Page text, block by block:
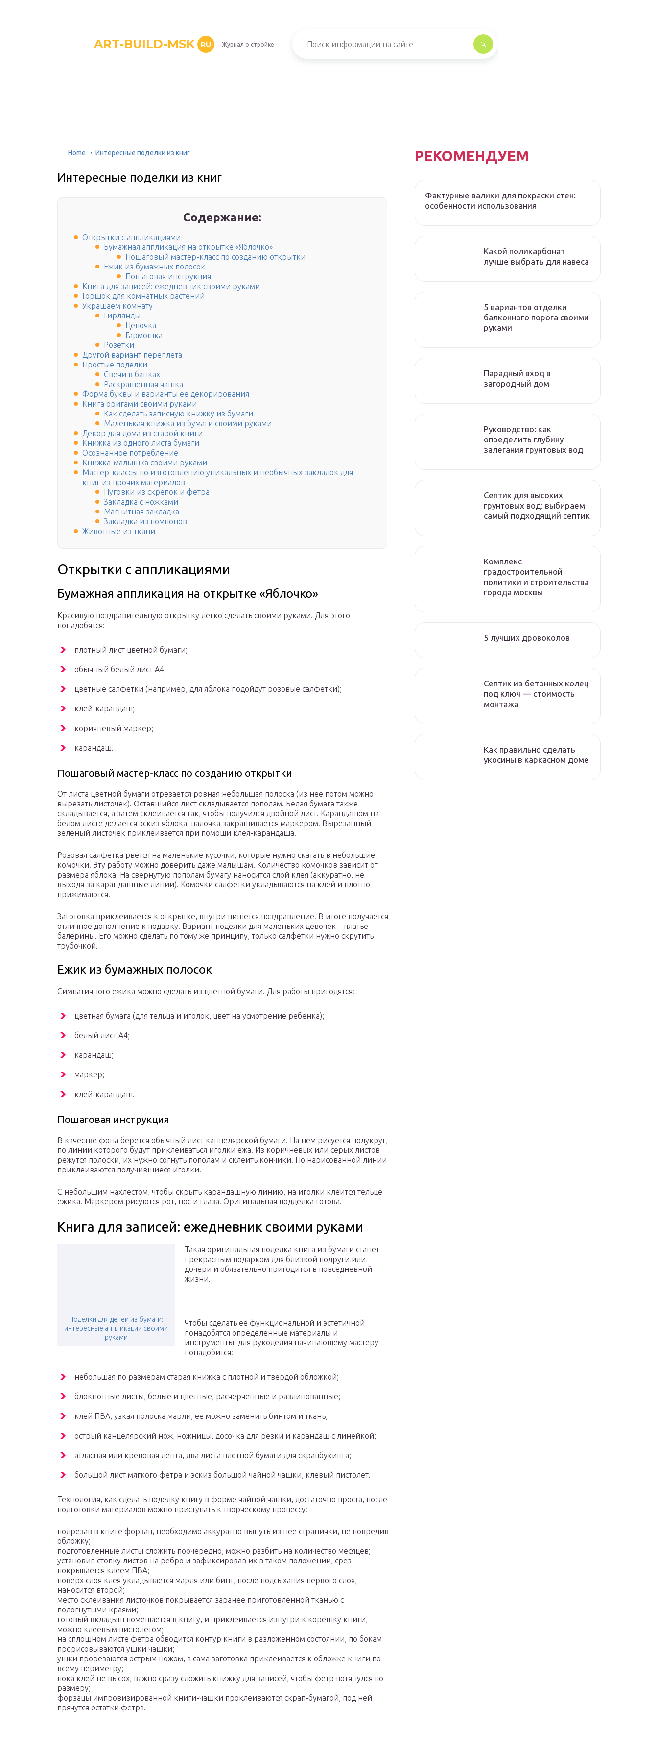
ART-BUILD-MSK RU Журнал о стройке
Home Интересные поделки из книг
Интересные поделки из книг
Содержание:
Открытки с аппликациями
Бумажная аппликация на открытке «Яблочко»
Пошаговый мастер-класс по созданию открытки
Ежик из бумажных полосок
Пошаговая инструкция
Книга для записей: ежедневник своими руками
Горшок для комнатных растений
Украшаем комнату
Гирлянды
Цепочка
Гармошка
Розетки
Другой вариант переплета
Простые поделки
Свечи в банках
Раскрашенная чашка
Форма буквы и варианты её декорирования
Книга оригами своими руками
Как сделать записную книжку из бумаги
Маленькая книжка из бумаги своими руками
Декор для дома из старой книги
Книжка из одного листа бумаги
Осознанное потребление
Книжка-малышка своими руками
Мастер-классы по изготовлению уникальных и необычных закладок для
книг из прочих материалов
Пуговки из скрепок и фетра
Закладка с ножками
Магнитная закладка
Закладка из помпонов
Животные из ткани
Открытки с аппликациями
Бумажная аппликация на открытке «Яблочко»
Красивую поздравительную открытку легко сделать своими руками. Для этого
понадобятся:
плотный лист цветной бумаги;
обычный белый лист A4;
цветные салфетки (например, для яблока подойдут розовые салфетки);
клей-карандаш;
коричневый маркер;
карандаш.
Пошаговый мастер-класс по созданию открытки
От листа цветной бумаги отрезается ровная небольшая полоска (из нее потом можно
вырезать листочек). Оставшийся лист складывается пополам. Белая бумага также
складывается, а затем склеивается так, чтобы получился двойной лист. Карандашом на
белом листе делается эскиз яблока, палочка закрашивается маркером. Вырезанный
зеленый листочек приклеивается при помощи клея-карандаша.
Розовая салфетка рвется на маленькие кусочки, которые нужно скатать в небольшие
комочки. Эту работу можно доверить даже малышам. Количество комочков зависит от
размера яблока. На свернутую пополам бумагу наносится слой клея (аккуратно, не
выходя за карандашные линии). Комочки салфетки укладываются на клей и плотно
прижимаются.
Заготовка приклеивается к открытке, внутри пишется поздравление. В итоге получается
отличное дополнение к подарку. Вариант поделки для маленьких девочек – платье
балерины. Его можно сделать по тому же принципу, только салфетки нужно скрутить
трубочкой.
Ежик из бумажных полосок
Симпатичного ежика можно сделать из цветной бумаги. Для работы пригодятся:
цветная бумага (для тельца и иголок, цвет на усмотрение ребенка);
белый лист A4;
карандаш;
маркер;
клей-карандаш.
Пошаговая инструкция
В качестве фона берется обычный лист канцелярской бумаги. На нем рисуется полукруг,
по линии которого будут приклеиваться иголки ежа. Из коричневых или серых листов
режутся полоски, их нужно согнуть пополам и склеить кончики. По нарисованной линии
приклеиваются получившиеся иголки.
С небольшим нахлестом, чтобы скрыть карандашную линию, на иголки клеится тельце
ежика. Маркером рисуются рот, нос и глаза. Оригинальная подделка готова.
Книга для записей: ежедневник своими руками
Поделки для детей из бумаги:
интересные аппликации своими
руками
Такая оригинальная поделка книга из бумаги станет
прекрасным подарком для близкой подруги или
дочери и обязательно пригодится в повседневной
жизни.
Чтобы сделать ее функциональной и эстетичной
понадобятся определенные материалы и
инструменты, для рукоделия начинающему мастеру
понадобится:
небольшая по размерам старая книжка с плотной и твердой обложкой;
блокнотные листы, белые и цветные, расчерченные и разлинованные;
клей ПВА, узкая полоска марли, ее можно заменить бинтом и ткань;
острый канцелярский нож, ножницы, досочка для резки и карандаш с линейкой;
атласная или креповая лента, два листа плотной бумаги для скрапбукинга;
большой лист мягкого фетра и эскиз большой чайной чашки, клевый пистолет.
Технология, как сделать поделку книгу в форме чайной чашки, достаточно проста, после
подготовки материалов можно приступать к творческому процессу:
подрезав в книге форзац, необходимо аккуратно вынуть из нее странички, не повредив
обложку;
подготовленные листы сложить поочередно, можно разбить на количество месяцев;
установив стопку листов на ребро и зафиксировав их в таком положении, срез
покрывается клеем ПВА;
поверх слоя клея укладывается марля или бинт, после подсыхания первого слоя,
наносится второй;
место склеивания листочков покрывается заранее приготовленной тканью с
подогнутыми краями;
готовый вкладыш помещается в книгу, и приклеивается изнутри к корешку книги,
можно клеевым пистолетом;
на сплошном листе фетра обводится контур книги в разложенном состоянии, по бокам
прорисовываются ушки чашки;
ушки прорезаются острым ножом, а сама заготовка приклеивается к обложке книги по
всему периметру;
пока клей не высох, важно сразу сложить книжку для записей, чтобы фетр потянулся по
размеру;
форзацы импровизированной книги-чашки проклеиваются скрап-бумагой, под ней
прячутся остатки фетра.
РЕКОМЕНДУЕМ
Фактурные валики для покраски стен:
особенности использования
Какой поликарбонат
лучше выбрать для навеса
5 вариантов отделки
балконного порога своими
руками
Парадный вход в
загородный дом
Руководство: как
определить глубину
залегания грунтовых вод
Септик для высоких
грунтовых вод: выбираем
самый подходящий септик
Комплекс
градостроительной
политики и строительства
города москвы
5 лучших дровоколов
Септик из бетонных колец
под ключ — стоимость
монтажа
Как правильно сделать
укосины в каркасном доме